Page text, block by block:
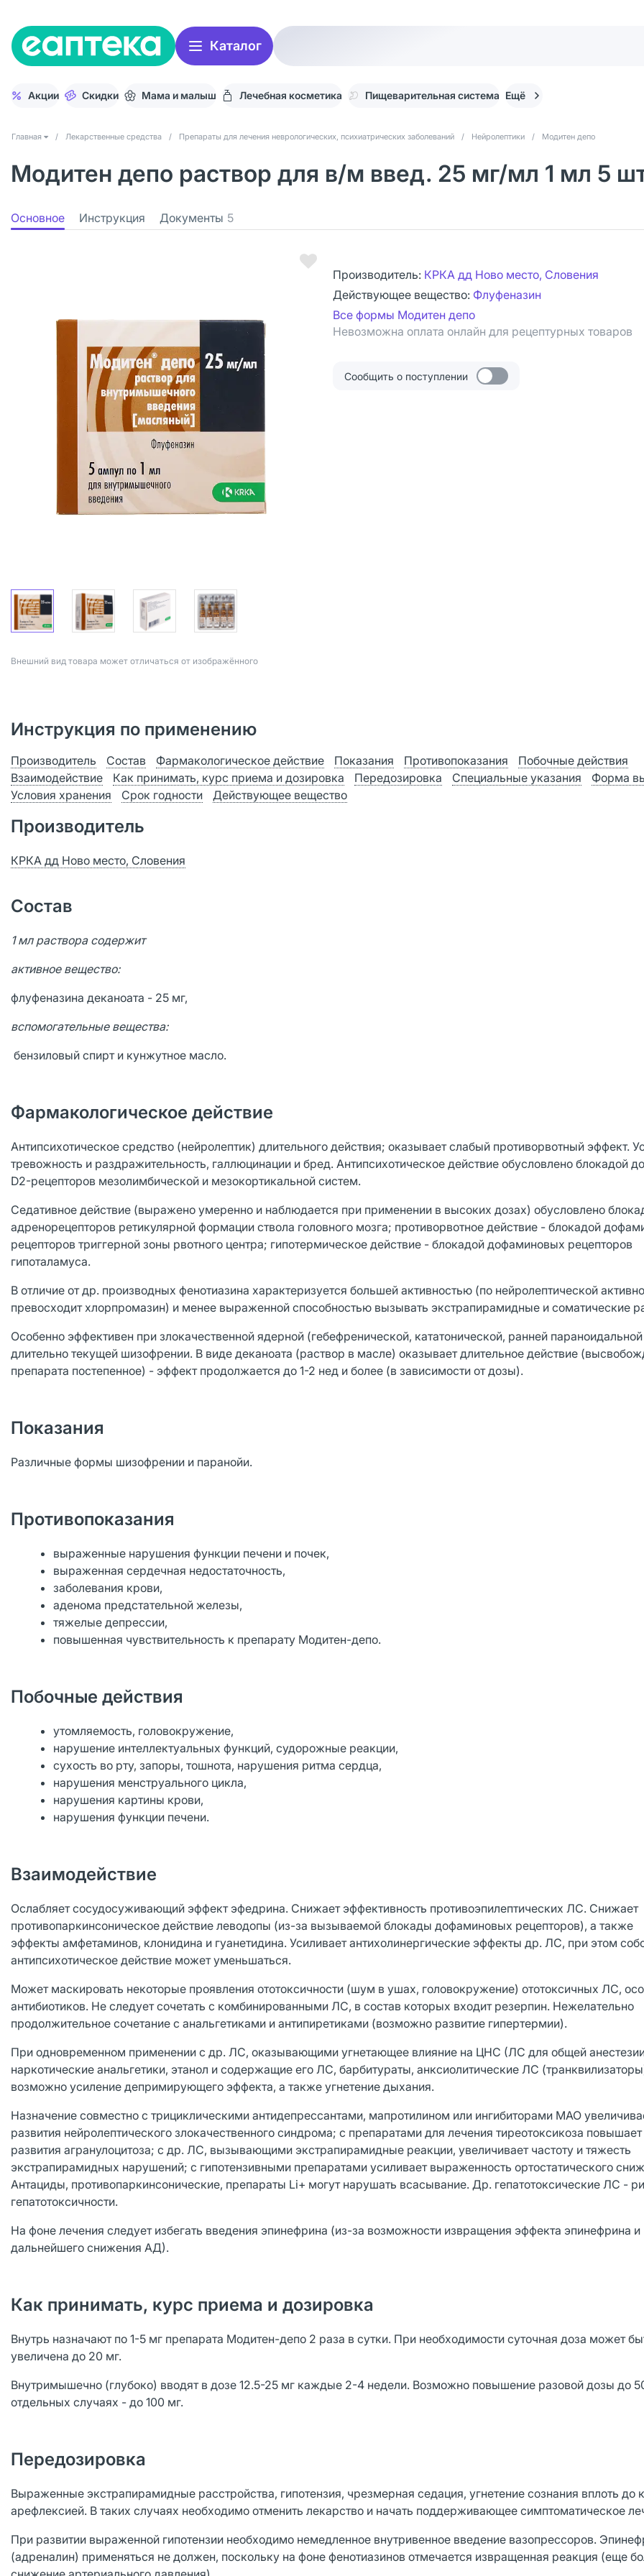
Каталог
Акции Скидки Мама и малыш Лечебная косметика Пищеварительная система Ещё
Главная / Лекарственные средства / Препараты для лечения неврологических, психиатрических заболеваний / Нейролептики / Модитен депо
Модитен депо раствор для в/м введ. 25 мг/мл 1 мл 5
Основное Инструкция Документы 5
Bнешний вид товара может отличаться от изображённого
Производитель: КРКА дд Ново место, Словения
Действующее вещество: Флуфеназин
Все формы Модитен депо
Невозможна оплата онлайн для рецептурных товаров
Сообщить о поступлении
Инструкция по применению
Производитель Состав Фармакологическое действие Показания Противопоказания
Побочные действия
Взаимодействие
Как принимать, курс приема и дозировка Передозировка Специальные указания
Форма
Условия хранения
Срок годности Действующее вещество
Производитель
КРКА дд Ново место, Словения
Состав
1 мл раствора содержит
активное вещество:
флуфеназина деканоата - 25 мг,
вспомогательные вещества:
бензиловый спирт и кунжутное масло.
Фармакологическое действие
Антипсихотическое средство (нейролептик) длительного действия; оказывает слабый противорвотный эффект.
тревожность и раздражительность, галлюцинации и бред. Антипсихотическое действие обусловлено блокадой
D2-рецепторов мезолимбической и мезокортикальной систем.
Седативное действие (выражено умеренно и наблюдается при применении в высоких дозах) обусловлено
адренорецепторов ретикулярной формации ствола головного мозга; противорвотное действие - блокадой
рецепторов триггерной зоны рвотного центра; гипотермическое действие - блокадой дофаминовых рецепторов
гипоталамуса.
В отличие от др. производных фенотиазина характеризуется большей активностью (по нейролептической
превосходит хлорпромазин) и менее выраженной способностью вызывать экстрапирамидные и соматические
Особенно эффективен при злокачественной ядерной (гебефренической, кататонической, ранней
длительно текущей шизофрении. В виде деканоата (раствор в масле) оказывает длительное действие
препарата постепенное) - эффект продолжается до 1-2 нед и более (в зависимости от дозы).
Показания
Различные формы шизофрении и паранойи.
Противопоказания
выраженные нарушения функции печени и почек,
выраженная сердечная недостаточность,
заболевания крови,
аденома предстательной железы,
тяжелые депрессии,
повышенная чувствительность к препарату Модитен-депо.
Побочные действия
утомляемость, головокружение,
нарушение интеллектуальных функций, судорожные реакции,
сухость во рту, запоры, тошнота, нарушения ритма сердца,
нарушения менструального цикла,
нарушения картины крови,
нарушения функции печени.
Взаимодействие
Ослабляет сосудосуживающий эффект эфедрина. Снижает эффективность противоэпилептических ЛС. Снижает
противопаркинсоническое действие леводопы (из-за вызываемой блокады дофаминовых рецепторов), а также
эффекты амфетаминов, клонидина и гуанетидина. Усиливает антихолинергические эффекты др. ЛС, при этом
антипсихотическое действие может уменьшаться.
Может маскировать некоторые проявления ототоксичности (шум в ушах, головокружение) ототоксичных ЛС,
антибиотиков. Не следует сочетать с комбинированными ЛС, в состав которых входит резерпин. Нежелательно
продолжительное сочетание с анальгетиками и антипиретиками (возможно развитие гипертермии).
При одновременном применении с др. ЛС, оказывающими угнетающее влияние на ЦНС (ЛС для общей
наркотические анальгетики, этанол и содержащие его ЛС, барбитураты, анксиолитические ЛС
возможно усиление депримирующего эффекта, а также угнетение дыхания.
Назначение совместно с трициклическими антидепрессантами, мапротилином или ингибиторами МАО
развития нейролептического злокачественного синдрома; с препаратами для лечения тиреотоксикоза
развития агранулоцитоза; с др. ЛС, вызывающими экстрапирамидные реакции, увеличивает частоту и тяжесть
экстрапирамидных нарушений; с гипотензивными препаратами усиливает выраженность ортостатического
Антациды, противопаркинсонические, препараты Li+ могут нарушать всасывание. Др. гепатотоксические ЛС -
гепатотоксичности.
На фоне лечения следует избегать введения эпинефрина (из-за возможности извращения эффекта эпинефрина и
дальнейшего снижения АД).
Как принимать, курс приема и дозировка
Внутрь назначают по 1-5 мг препарата Модитен-депо 2 раза в сутки. При необходимости суточная доза может
увеличена до 20 мг.
Внутримышечно (глубоко) вводят в дозе 12.5-25 мг каждые 2-4 недели. Возможно повышение разовой дозы до
отдельных случаях - до 100 мг.
Передозировка
Выраженные экстрапирамидные расстройства, гипотензия, чрезмерная седация, угнетение сознания вплоть до
арефлексией. В таких случаях необходимо отменить лекарство и начать поддерживающее симптоматическое
При развитии выраженной гипотензии необходимо немедленное внутривенное введение вазопрессоров.
(адреналин) применяться не должен, поскольку на фоне фенотиазинов отмечается извращенная реакция (еще